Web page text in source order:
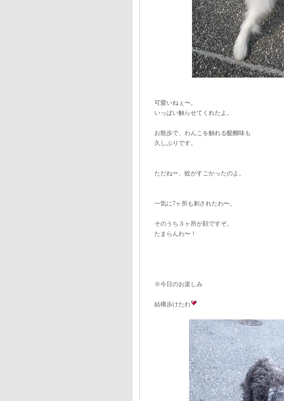
可愛いねぇ〜。
いっぱい触らせてくれたよ。
お散歩で、わんこを触れる醍醐味も
久しぶりです。
ただねー、蚊がすごかったのよ。
一気に7ヶ所も刺されたわ〜。
そのうち３ヶ所が顔ですぞ。
たまらんわ〜！
※今日のお楽しみ
結構歩けたわ